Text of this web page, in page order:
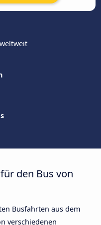
den Bus von
Busfahrten aus dem
verschiedenen